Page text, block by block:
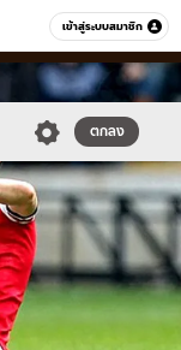
เข้าสู่ระบบสมาชิก
หมวดอื่นๆ
ตกลง